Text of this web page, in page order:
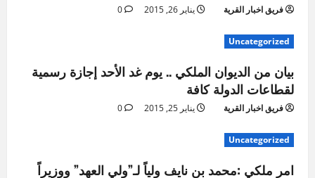
فريق اخبار القرية يناير 26, 2015 0
Uncategorized
بيان من الديوان الملكي .. يوم غد الأحد إجازة رسمية
لقطاعات الدولة كافة
فريق اخبار القرية يناير 25, 2015 0
Uncategorized
امر ملكي :محمد بن نايف ولياً لـ”ولي العهد” ووزيراً